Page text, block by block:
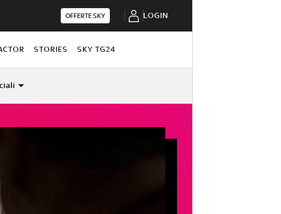
OFFERTE SKY LOGIN
STORIES SKY TG24